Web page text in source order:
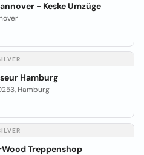
- Keske Umzüge
Hamburg
Hamburg
Treppenshop